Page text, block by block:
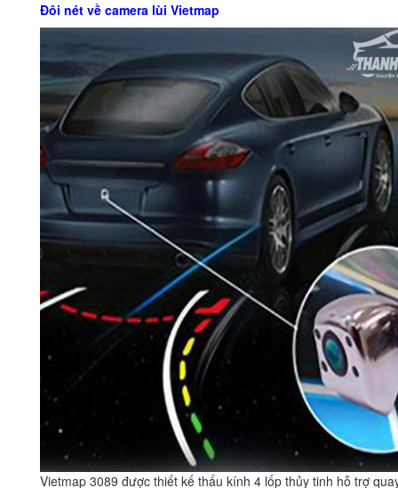
Đôi nét về camera lùi Vietmap
Vietmap 3089 được thiết kế thấu kính 4 lốp thủy tinh hỗ trợ